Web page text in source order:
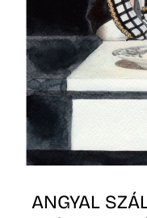
ANGYAL